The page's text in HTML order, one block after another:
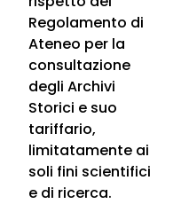
Regolamento di
Ateneo per la
consultazione
degli Archivi
Storici e suo
tariffario,
limitatamente ai
soli fini scientifici
e di ricerca.